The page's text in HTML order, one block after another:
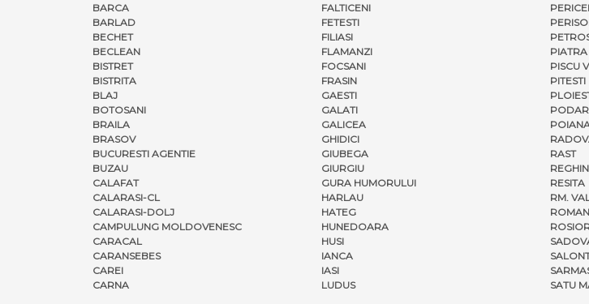
BARCA
BARLAD
BECHET
BECLEAN
BISTRET
BISTRITA
BLAJ
BOTOSANI
BRAILA
BRASOV
BUCURESTI AGENTIE
BUZAU
CALAFAT
CALARASI-CL
CALARASI-DOLJ
CAMPULUNG MOLDOVENESC
CARACAL
CARANSEBES
CAREI
CARNA
FALTICENI
FETESTI
FILIASI
FLAMANZI
FOCSANI
FRASIN
GAESTI
GALATI
GALICEA
GHIDICI
GIUBEGA
GIURGIU
GURA HUMORULUI
HARLAU
HATEG
HUNEDOARA
HUSI
IANCA
IASI
LUDUS
PERICEI
PISCU
PITESTI
RAST
REGHIN
RESITA
RM.
ROMAN
SATU